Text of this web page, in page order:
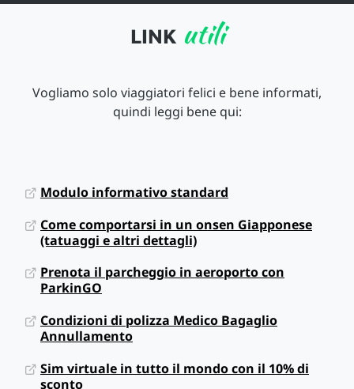
LINK utili
Vogliamo solo viaggiatori felici e bene informati,
quindi leggi bene qui:
Modulo informativo standard
Come comportarsi in un onsen Giapponese
(tatuaggi e altri dettagli)
Prenota il parcheggio in aeroporto con
ParkinGO
Condizioni di polizza Medico Bagaglio
Annullamento
Sim virtuale in tutto il mondo con il 10% di
sconto